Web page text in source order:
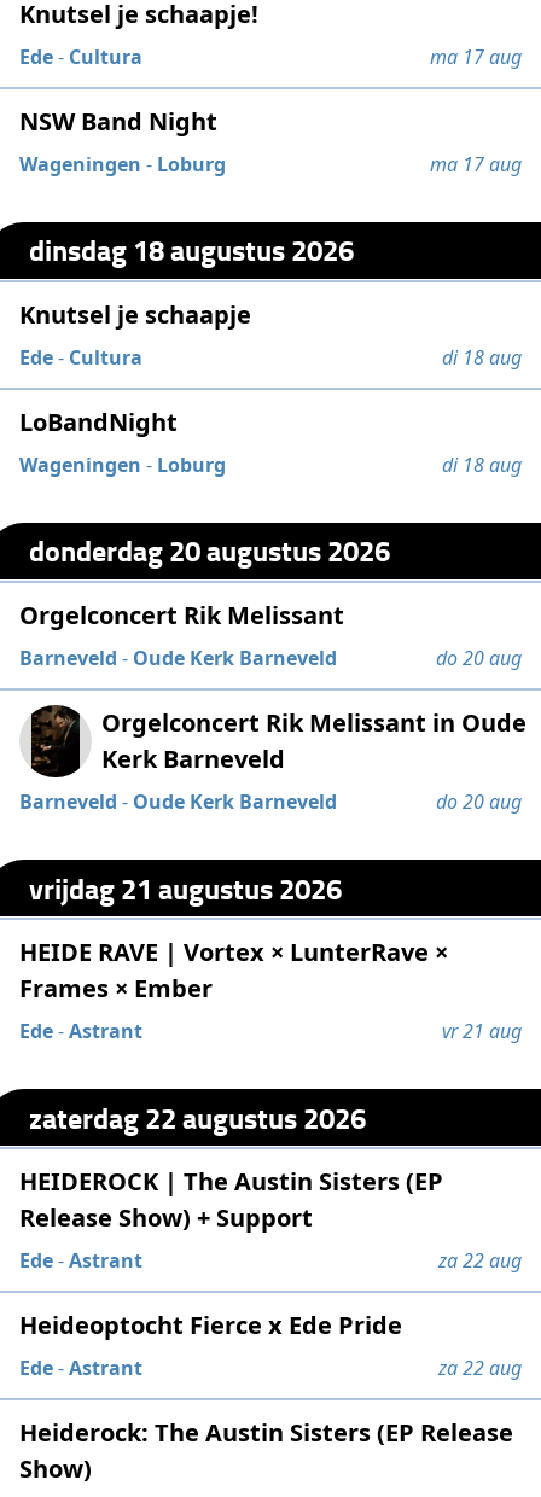
Knutsel je schaapje!
Ede- Cultura ma 17 aug
NSW Band Night
Wageningen - Loburg ma 17 aug
dinsdag 18 augustus 2026
Knutsel je schaapje
Ede- Cultura di 18 aug
LoBandNight
Wageningen - Loburg di 18 aug
donderdag 20 augustus 2026
Orgelconcert Rik Melissant
Barneveld - Oude Kerk Barneveld do 20 aug
Orgelconcert Rik Melissant in Oude
Kerk Barneveld
Barneveld - Oude Kerk Barneveld do 20 aug
vrijdag 21 augustus 2026
HEIDE RAVE | Vortex × LunterRave ×
Frames × Ember
Ede-Astrant vr 21 aug
zaterdag 22 augustus 2026
HEIDEROCK | The Austin Sisters (EP
Release Show) + Support
Ede-Astrant za 22 aug
Heideoptocht Fierce x Ede Pride
Ede-Astrant za 22 aug
Heiderock: The Austin Sisters (EP Release
Show)